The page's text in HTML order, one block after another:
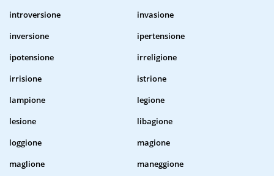
introversione
invasione
inversione
ipertensione
ipotensione
irreligione
irrisione
istrione
lampione
legione
lesione
libagione
loggione
magione
maglione
maneggione